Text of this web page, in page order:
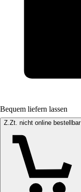
Bequem liefern lassen
Z.Zt. nicht online bestellbar